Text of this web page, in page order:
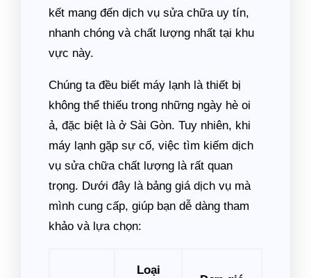
kết mang đến dịch vụ sửa chữa uy tín,
nhanh chóng và chất lượng nhất tại khu
vực này.
Chúng ta đều biết máy lạnh là thiết bị
không thể thiếu trong những ngày hè oi
ả, đặc biệt là ở Sài Gòn. Tuy nhiên, khi
máy lạnh gặp sự cố, việc tìm kiếm dịch
vụ sửa chữa chất lượng là rất quan
trọng. Dưới đây là bảng giá dịch vụ mà
mình cung cấp, giúp bạn dễ dàng tham
khảo và lựa chọn:
Loại